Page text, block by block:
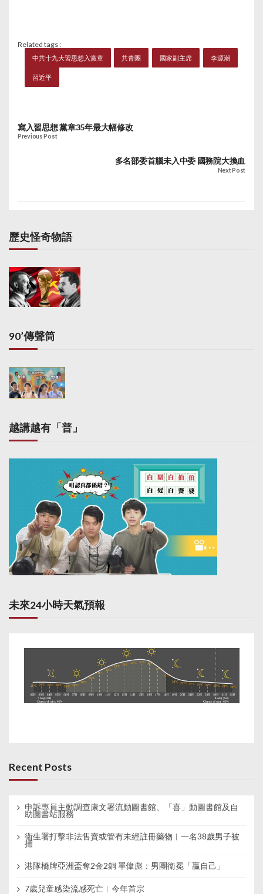
Related tags :
中共十九大習思想入黨章 共青團 國家副主席 李源潮
習近平
寫入習思想 黨章35年最大幅修改
Previous Post
多名部委首腦未入中委 國務院大換血
Next Post
歷史怪奇物語
90’傳聲筒
越講越有「普」
未來24小時天氣預報
Recent Posts
申訴專員主動調查康文署流動圖書館、「喜」動圖書館及自
助圖書站服務
衞生署打擊非法售賣或管有未經註冊藥物︱一名38歲男子被
捕
港隊橋牌亞洲盃奪2金2銅 單偉彪：男團衛冕「贏自己」
7歲兒童感染流感死亡︱今年首宗